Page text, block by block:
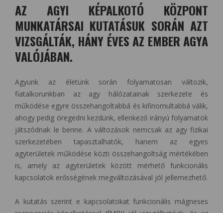
AZ AGYI KÉPALKOTÓ KÖZPONT
MUNKATÁRSAI KUTATÁSUK SORÁN AZT
VIZSGÁLTÁK, HÁNY ÉVES AZ EMBER AGYA
VALÓJÁBAN.
Agyunk az életünk során folyamatosan változik,
fiatalkorunkban az agy hálózatainak szerkezete és
működése egyre összehangoltabbá és kifinomultabbá válik,
ahogy pedig öregedni kezdünk, ellenkező irányú folyamatok
játszódnak le benne. A változások nemcsak az agy fizikai
szerkezetében tapasztalhatók, hanem az egyes
agyterületek működése közti összehangoltság mértékében
is, amely az agyterületek között mérhető funkcionális
kapcsolatok erősségének megváltozásával jól jellemezhető.
A kutatás szerint e kapcsolatokat funkcionális mágneses